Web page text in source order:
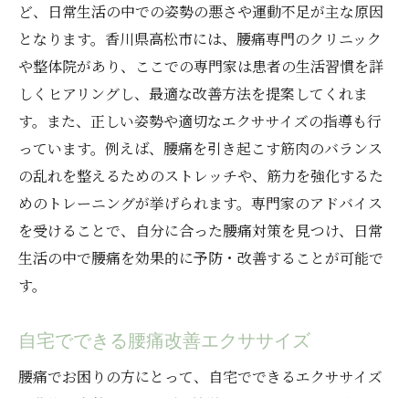
腰痛に効くシンプルなエクササイズ
日常生活で取り入れるべき簡単なストレッ
チ
腰痛を和らげるための姿勢改善法
家庭でできる腰痛緩和のためのリラックス
法
腰痛に効く呼吸法とその効果
腰痛予防のための簡単な筋力トレーニング
高松市で腰痛改善日常生活に取り入れるべき専
デスクワーク中の腰痛予防法
腰痛に効く毎日のストレッチルーチン
ど、日常生活の中での姿勢の悪さや運動不足が主な原因
となります。香川県高松市には、腰痛専門のクリニック
や整体院があり、ここでの専門家は患者の生活習慣を詳
しくヒアリングし、最適な改善方法を提案してくれま
す。また、正しい姿勢や適切なエクササイズの指導も行
っています。例えば、腰痛を引き起こす筋肉のバランス
の乱れを整えるためのストレッチや、筋力を強化するた
めのトレーニングが挙げられます。専門家のアドバイス
を受けることで、自分に合った腰痛対策を見つけ、日常
生活の中で腰痛を効果的に予防・改善することが可能で
す。
自宅でできる腰痛改善エクササイズ
腰痛でお困りの方にとって、自宅でできるエクササイズ